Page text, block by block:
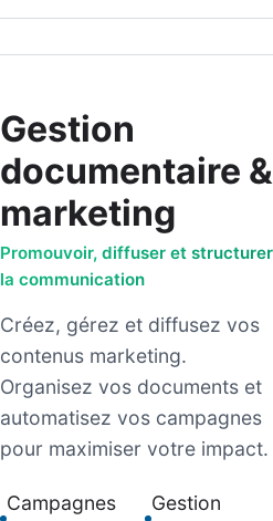
Gestion
documentaire &
marketing
Promouvoir, diffuser et structurer
la communication
Créez, gérez et diffusez vos
contenus marketing.
Organisez vos documents et
automatisez vos campagnes
pour maximiser votre impact.
Campagnes
Gestion